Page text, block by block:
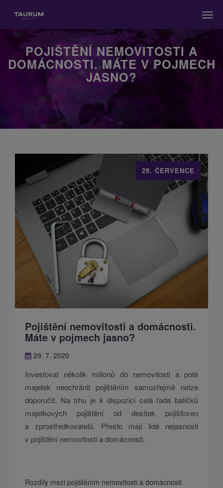
POJIŠTĚNÍ NEMOVITOSTI A
DOMÁCNOSTI. MÁTE V POJMECH
JASNO?
Pojištění nemovitosti a domácnosti.
Máte v pojmech jasno?
29. 7. 2020
29. ČERVENCE
Investovat několik milionů do nemovitosti a poté
majetek neochránit pojištěním samozřejmě nelze
doporučit. Na trhu je k dispozici celá řada balíčků
majetkových pojištění od desítek pojišťoven
a zprostředkovatelů. Přesto mají lidé nejasnosti
v pojištění nemovitosti a domácnosti.
Rozdíly mezi pojištěním nemovitosti a domácnosti